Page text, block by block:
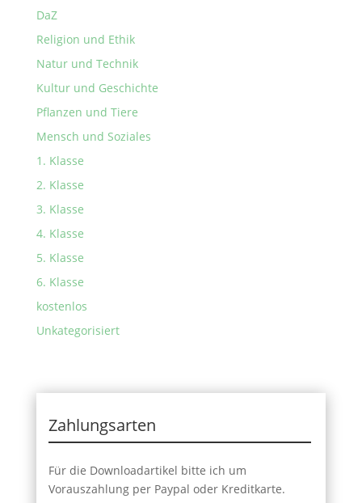
DaZ
Religion und Ethik
Natur und Technik
Kultur und Geschichte
Pflanzen und Tiere
Mensch und Soziales
1. Klasse
2. Klasse
3. Klasse
4. Klasse
5. Klasse
6. Klasse
kostenlos
Unkategorisiert
Zahlungsarten
Für die Downloadartikel bitte ich um
Vorauszahlung per Paypal oder Kreditkarte.